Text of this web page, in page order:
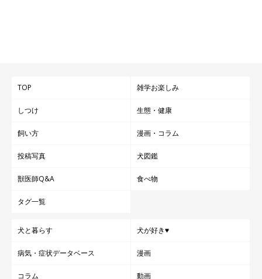
TOP 雑学お楽しみ
しつけ 生態・健康
飼い方 漫画・コラム
投稿写真 犬図鑑
獣医師Q&A 食べ物
タグ一覧
犬と暮らす 犬が好き♥
病気・症状データベース 漫画
コラム 動画